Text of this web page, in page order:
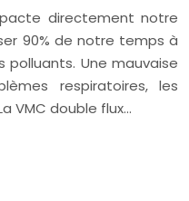
directement notre
90% de notre temps à
polluants. Une mauvaise
respiratoires, les
VMC double flux…